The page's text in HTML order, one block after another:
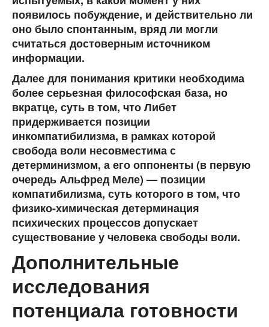
появилось побуждение, и действительно ли
оно было спонтанным, вряд ли могли
считаться достоверным источником
информации.
Далее для понимания критики необходима
более серьезная философская база, но
вкратце, суть в том, что Либет
придерживается позиции
инкомпатибилизма, в рамках которой
свобода воли несовместима с
детерминизмом, а его оппоненты (в первую
очередь Альфред Меле) — позиции
компатибилизма, суть которого в том, что
физико-химическая детерминация
психических процессов допускает
существование у человека свободы воли.
Дополнительные
исследования
потенциала готовности